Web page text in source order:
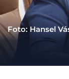
Foto: Hansel